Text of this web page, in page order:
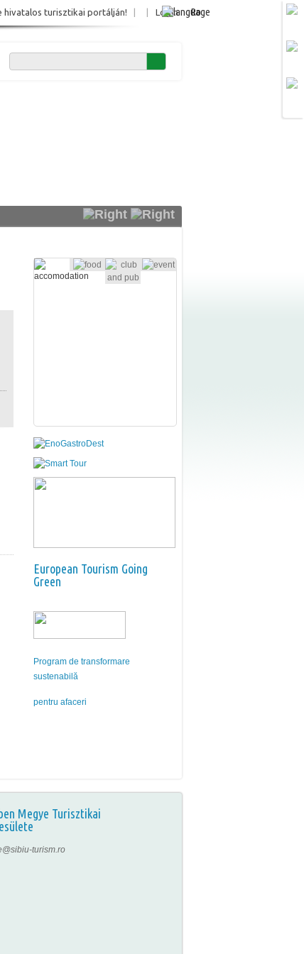
Login Ro
hivatalos turisztikai portálján!
European Tourism Going
Green
Program de transformare
sustenabilă
pentru afaceri
Megye Turisztikai
turism.ro